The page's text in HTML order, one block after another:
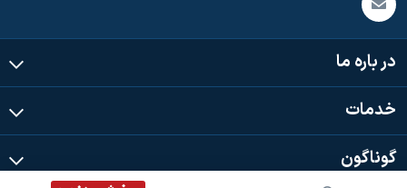
در باره ما
خدمات
گوناگون